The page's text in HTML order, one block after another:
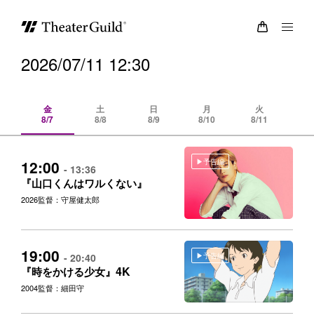
2026/07/11 12:30
金
8/7
土
8/8
日
8/9
月
8/10
火
8/11
予告編
12:00 - 13:36
『山口くんはワルくない』
2026監督：守屋健太郎
予告編
19:00 - 20:40
『時をかける少女』 4K
2004監督：細田守